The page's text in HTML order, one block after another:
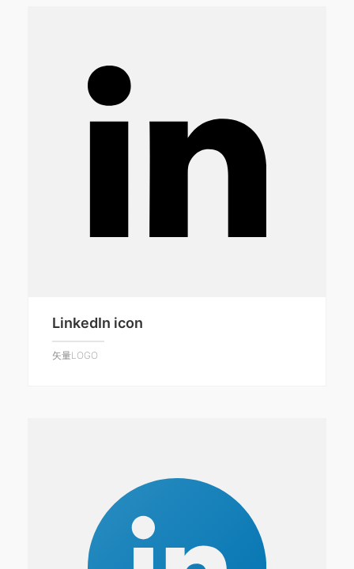
LinkedIn icon
矢量LOGO